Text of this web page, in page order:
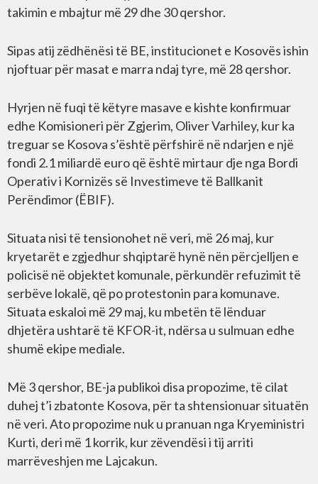
takimin e mbajtur më 29 dhe 30 qershor.
Sipas atij zëdhënësi të BE, institucionet e Kosovës ishin
njoftuar për masat e marra ndaj tyre, më 28 qershor.
Hyrjen në fuqi të këtyre masave e kishte konfirmuar
edhe Komisioneri për Zgjerim, Oliver Varhiley, kur ka
treguar se Kosova s’është përfshirë në ndarjen e një
fondi 2.1 miliardë euro që është mirtaur dje nga Bordi
Operativ i Kornizës së Investimeve të Ballkanit
Perëndimor (ËBIF).
Situata nisi të tensionohet në veri, më 26 maj, kur
kryetarët e zgjedhur shqiptarë hynë nën përcjelljen e
policisë në objektet komunale, përkundër refuzimit të
serbëve lokalë, që po protestonin para komunave.
Situata eskaloi më 29 maj, ku mbetën të lënduar
dhjetëra ushtarë të KFOR-it, ndërsa u sulmuan edhe
shumë ekipe mediale.
Më 3 qershor, BE-ja publikoi disa propozime, të cilat
duhej t’i zbatonte Kosova, për ta shtensionuar situatën
në veri. Ato propozime nuk u pranuan nga Kryeministri
Kurti, deri më 1 korrik, kur zëvendësi i tij arriti
marrëveshjen me Lajcakun.